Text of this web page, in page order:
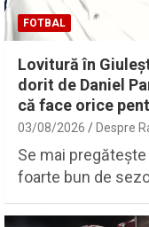
FOTBAL
Lovitură în
dorit de Daniel
că face orice
03/08/2026 Despre
Se mai
foarte bun de